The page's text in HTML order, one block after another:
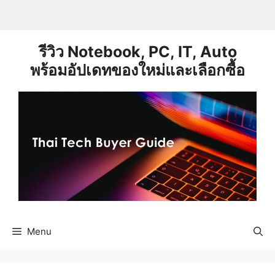
รีวิว Notebook, PC, IT, Auto
พร้อมอัปเดทของใหม่และเลือกซื้อ
Menu